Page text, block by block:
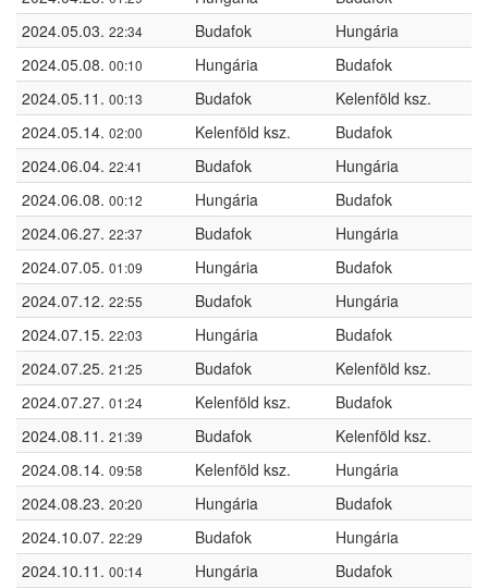
2024.05.03. 22:34 Budafok
Hungária
2024.05.08. 00:10 Hungária
Budafok
2024.05.11. 00:13 Budafok
Kelenföld ksz.
2024.05.14. 02:00 Kelenföld ksz.
Budafok
2024.06.04. 22:41 Budafok
Hungária
2024.06.08. 00:12 Hungária
Budafok
2024.06.27. 22:37 Budafok
Hungária
2024.07.05. 01:09 Hungária
Budafok
2024.07.12. 22:55 Budafok
Hungária
2024.07.15. 22:03 Hungária
Budafok
2024.07.25. 21:25 Budafok
Kelenföld ksz.
2024.07.27. 01:24 Kelenföld ksz.
Budafok
2024.08.11. 21:39 Budafok
Kelenföld ksz.
2024.08.14. 09:58 Kelenföld ksz.
Hungária
2024.08.23. 20:20 Hungária
Budafok
2024.10.07. 22:29 Budafok
Hungária
2024.10.11. 00:14 Hungária
Budafok